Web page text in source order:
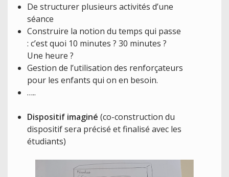
De structurer plusieurs activités d’une
séance
Construire la notion du temps qui passe
: c’est quoi 10 minutes ? 30 minutes ?
Une heure ?
Gestion de l’utilisation des renforçateurs
pour les enfants qui on en besoin.
…..
Dispositif imaginé (co-construction du
dispositif sera précisé et finalisé avec les
étudiants)